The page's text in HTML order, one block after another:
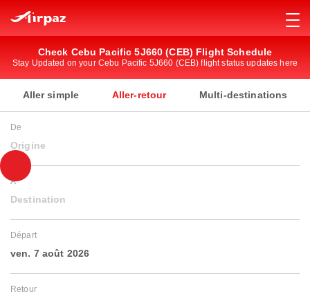
Check Cebu Pacific 5J660 (CEB) Flight Schedule
Stay Updated on your Cebu Pacific 5J660 (CEB) flight status updates here
Aller simple Aller-retour Multi-destinations
De
Origine
À
Destination
Départ
ven. 7 août 2026
Retour